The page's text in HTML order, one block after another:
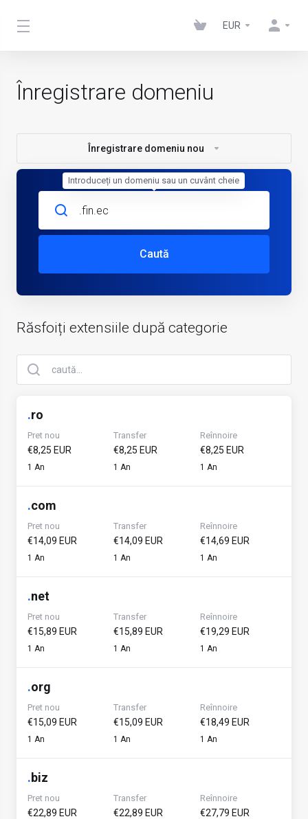
EUR
Înregistrare domeniu
Înregistrare domeniu nou
Caută
Răsfoiți extensiile după categorie
.ro
Pret nou
€8,25 EUR
1 An
Transfer
€8,25 EUR
1 An
Reînnoire
€8,25 EUR
1 An
.com
Pret nou
€14,09 EUR
1 An
Transfer
€14,09 EUR
1 An
Reînnoire
€14,69 EUR
1 An
.net
Pret nou
€15,89 EUR
1 An
Transfer
€15,89 EUR
1 An
Reînnoire
€19,29 EUR
1 An
.org
Pret nou
€15,09 EUR
1 An
Transfer
€15,09 EUR
1 An
Reînnoire
€18,49 EUR
1 An
.biz
Pret nou
€22,89 EUR
Transfer
€22,89 EUR
Reînnoire
€27,79 EUR
Introduceți un domeniu sau un cuvânt cheie